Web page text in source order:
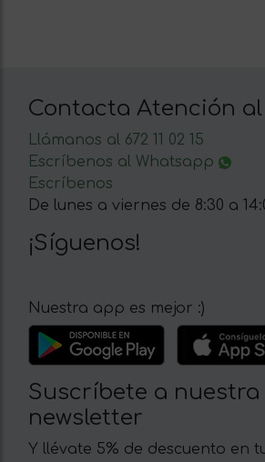
Contacta Atención
Llámanos al 672 11 02 15
Escríbenos al Whatsapp
Escríbenos
De lunes a viernes de 8:30 a
¡Síguenos!
Nuestra app es mejor :)
Suscríbete a nuestra
newsletter
Y llévate 5% de descuento en